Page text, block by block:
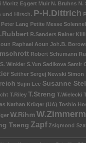
Moritz Eggert Muir N. Bruhns N.
und Hirsch. P-H.Dittrich
Peter Lang Petite Messe
R.Sanders Rainer
Raphael Aoun Joh.B.
Robert Schumann
S. Winkler S.Yun Sadikova Samir
Seither Sergej Newski Simon
Sujin Lee Susanne
T.Riley T.Streng T.Wielecki
Nathan Krüger (UA) Toshio
W.Rihm
Tseng Zapf Zsigmond